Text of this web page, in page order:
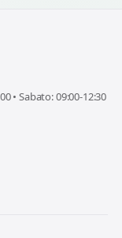
• Sabato: 09:00-12:30